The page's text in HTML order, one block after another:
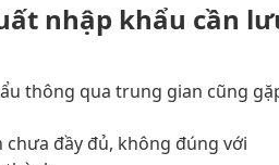
nhập khẩu cần
thông qua trung gian cũng
chưa đầy đủ, không đúng với